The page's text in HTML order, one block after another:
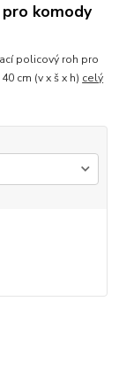
pro komody
policový roh pro
cm (v x š x h) celý